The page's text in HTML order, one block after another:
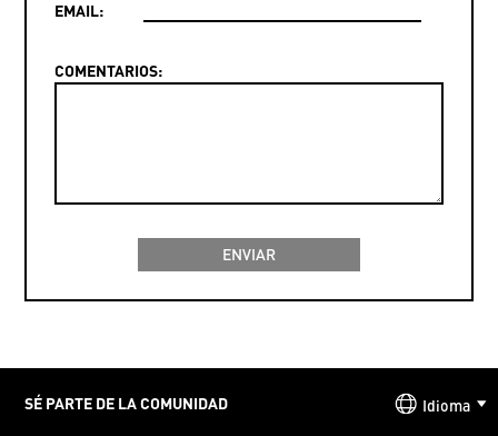
EMAIL:
COMENTARIOS:
SÉ PARTE DE LA COMUNIDAD Idioma